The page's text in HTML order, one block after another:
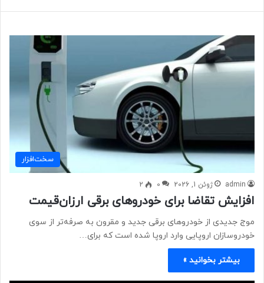
سخت‌افزار
admin ژوئن 1, 2026 0
2
افزایش تقاضا برای خودروهای برقی ارزان‌قیمت
موج جدیدی از خودروهای برقی جدید و مقرون به صرفه‌تر از سوی
خودروسازان اروپایی وارد اروپا شده است که برای…
بیشتر بخوانید »